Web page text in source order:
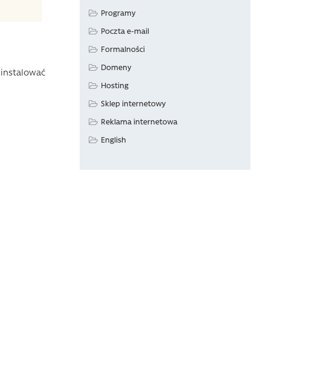
Programy
Poczta e-mail
Formalności
Domeny
Hosting
Sklep internetowy
Reklama internetowa
English